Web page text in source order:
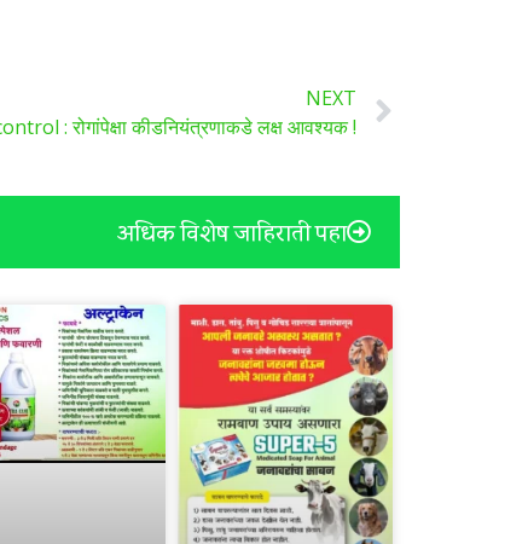
NEXT
: रोगांपेक्षा कीडनियंत्रणाकडे लक्ष आवश्यक !
अधिक विशेष जाहिराती पहा